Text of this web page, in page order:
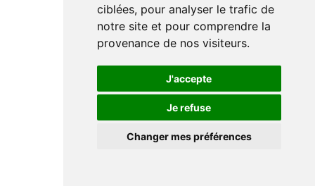
ciblées, pour analyser le trafic de
notre site et pour comprendre la
provenance de nos visiteurs.
J'accepte
Je refuse
Changer mes préférences